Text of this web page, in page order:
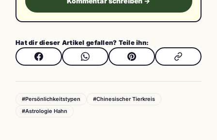
Hat dir dieser Artikel gefallen? Teile ihn:
#Persönlichkeitstypen
#Chinesischer Tierkreis
#Astrologie Hahn